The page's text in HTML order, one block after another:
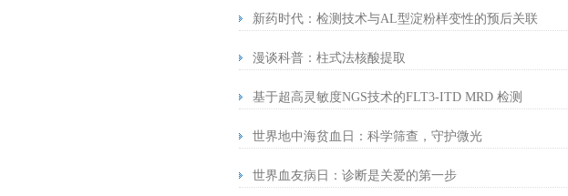
新药时代：检测技术与AL型淀粉样变性的预后关联
漫谈科普：柱式法核酸提取
基于超高灵敏度NGS技术的FLT3-ITD MRD 检测
世界地中海贫血日：科学筛查，守护微光
世界血友病日：诊断是关爱的第一步